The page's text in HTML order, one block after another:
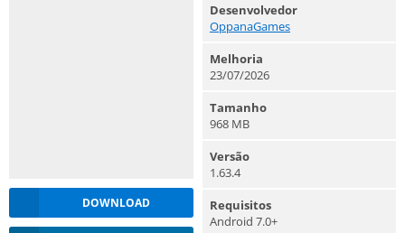
DOWNLOAD
Desenvolvedor
OppanaGames
Melhoria
23/07/2026
Tamanho
968 MB
Versão
1.63.4
Requisitos
Android 7.0+